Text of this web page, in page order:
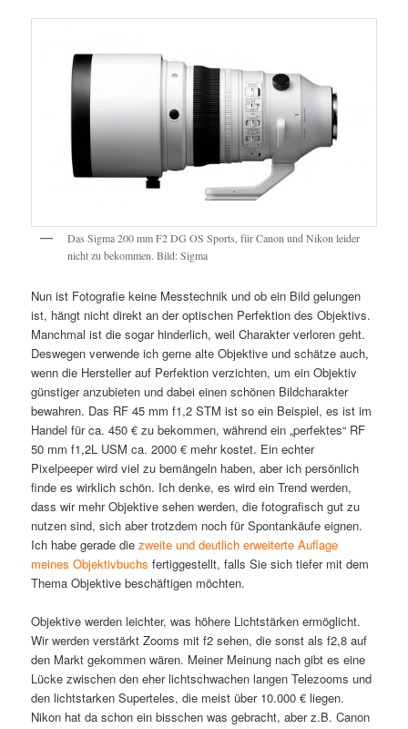
Das Sigma 200 mm F2 DG OS Sports, für Canon und Nikon leider
nicht zu bekommen. Bild: Sigma
Nun ist Fotografie keine Messtechnik und ob ein Bild gelungen
ist, hängt nicht direkt an der optischen Perfektion des Objektivs.
Manchmal ist die sogar hinderlich, weil Charakter verloren geht.
Deswegen verwende ich gerne alte Objektive und schätze auch,
wenn die Hersteller auf Perfektion verzichten, um ein Objektiv
günstiger anzubieten und dabei einen schönen Bildcharakter
bewahren. Das RF 45 mm f1,2 STM ist so ein Beispiel, es ist im
Handel für ca. 450 € zu bekommen, während ein „perfektes“ RF
50 mm f1,2L USM ca. 2000 € mehr kostet. Ein echter
Pixelpeeper wird viel zu bemängeln haben, aber ich persönlich
finde es wirklich schön. Ich denke, es wird ein Trend werden,
dass wir mehr Objektive sehen werden, die fotografisch gut zu
nutzen sind, sich aber trotzdem noch für Spontankäufe eignen.
Ich habe gerade diezweite und deutlich erweiterte Auflage
meines Objektivbuchsfertiggestellt, falls Sie sich tiefer mit dem
Thema Objektive beschäftigen möchten.
Objektive werden leichter, was höhere Lichtstärken ermöglicht.
Wir werden verstärkt Zooms mit f2 sehen, die sonst als f2,8 auf
den Markt gekommen wären. Meiner Meinung nach gibt es eine
Lücke zwischen den eher lichtschwachen langen Telezooms und
den lichtstarken Superteles, die meist über 10.000 € liegen.
Nikon hat da schon ein bisschen was gebracht, aber z.B. Canon